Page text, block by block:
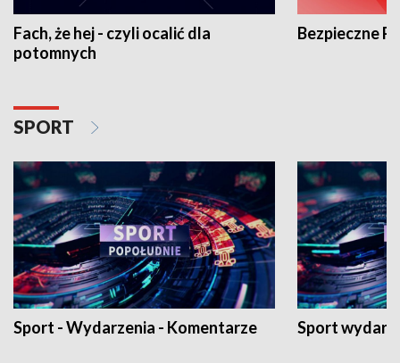
Fach, że hej - czyli ocalić dla
potomnych
Bezpieczne
SPORT
Sport - Wydarzenia - Komentarze Sport